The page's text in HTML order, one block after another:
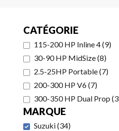
CATÉGORIE
115-200 HP Inline 4(9)
30-90 HP MidSize(8)
2.5-25HP Portable(7)
200-300 HP V6(7)
300-350 HP Dual Prop (3
MARQUE
Suzuki(34)